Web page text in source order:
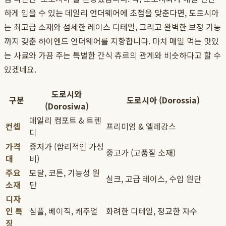
하게 입을 수 있는 데일리 언더웨어에 초점을 맞춘다면, 도로시아
는 최고급 소재와 섬세한 레이스 디테일, 그리고 완벽한 보정 기능
까지 갖춘 하이엔드 언더웨어를 지향합니다. 마치 매일 먹는 맛있
는 사료와 가끔 주는 특별한 간식 츄르의 관계와 비슷하다고 할 수
있겠네요.
구분
도로시와
(Dorosiwa)
도로시아 (Dorossia)
컨셉
데일리 컴포트 & 트렌
디
프리미엄 & 엘레강스
가격
대
중저가 (합리적인 가성
비)
중고가 (고품질 소재)
주요
소재
모달, 코튼, 기능성 원
단
실크, 고급 레이스, 수입 원단
디자
인 특
징
심플, 베이직, 캐주얼 화려한 디테일, 정교한 자수